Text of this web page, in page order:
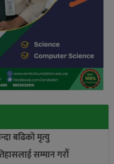
बढिकाे मृत्यु
सम्मान गरौँ